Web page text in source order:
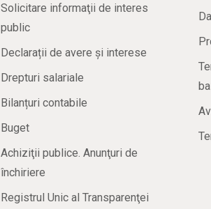
Solicitare informaţii de interes
public
Declarații de avere și interese
Drepturi salariale
Bilanțuri contabile
Buget
Achiziţii publice. Anunţuri de
închiriere
Registrul Unic al Transparenţei